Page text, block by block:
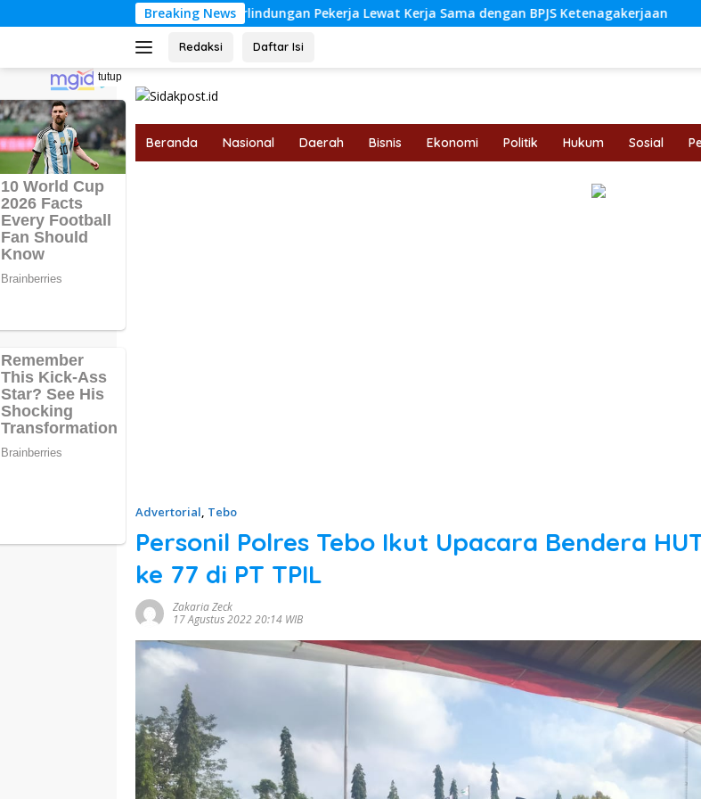
ke
Breaking News
Perkuat Perlindungan Pekerja Lewat Kerja Sama dengan BPJS Ketenagakerjaan Usai Aksi Warga,
Redaksi Daftar Isi
tutup
Beranda Nasional Daerah Bisnis Ekonomi Politik Hukum Sosial
Advertorial, Tebo
Personil Polres Tebo Ikut Upacara Bendera
ke 77 di PT TPIL
Zakaria Zeck
17 Agustus 2022 20:14 WIB